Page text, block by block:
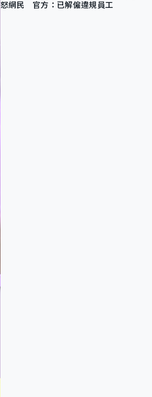
怒網民 官方：已解僱違規員工